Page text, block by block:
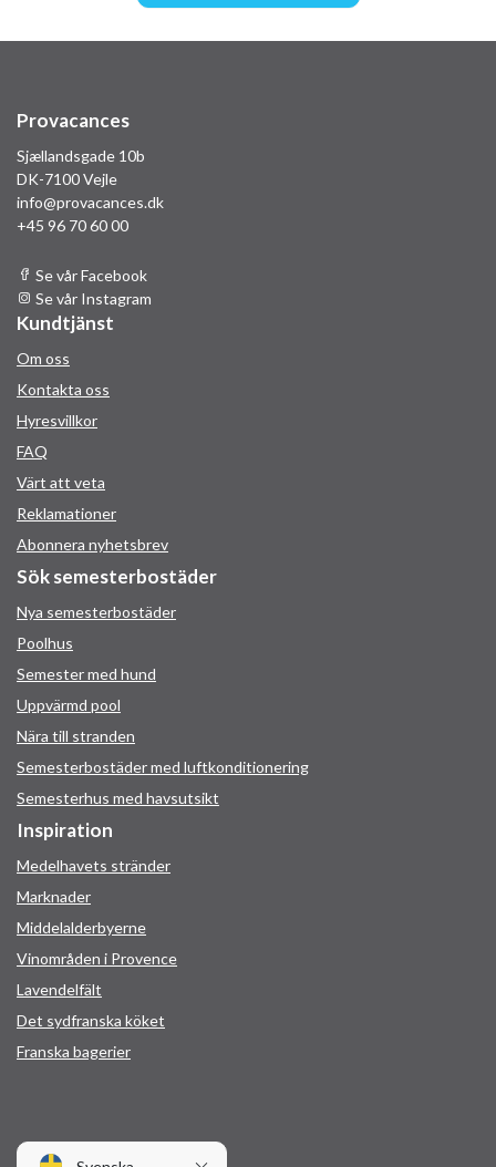
Provacances
Sjællandsgade 10b
DK-7100 Vejle
info@provacances.dk
+45 96 70 60 00
Se vår Facebook
Se vår Instagram
Kundtjänst
Om oss
Kontakta oss
Hyresvillkor
FAQ
Värt att veta
Reklamationer
Abonnera nyhetsbrev
Sök semesterbostäder
Nya semesterbostäder
Poolhus
Semester med hund
Uppvärmd pool
Nära till stranden
Semesterbostäder med luftkonditionering
Semesterhus med havsutsikt
Inspiration
Medelhavets stränder
Marknader
Middelalderbyerne
Vinområden i Provence
Lavendelfält
Det sydfranska köket
Franska bagerier